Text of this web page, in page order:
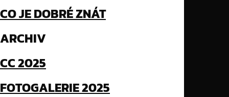
CO JE DOBRÉ ZNÁT
ARCHIV
CC 2025
FOTOGALERIE 2025